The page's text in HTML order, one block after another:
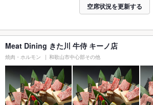
空席状況を更新する
Meat Dining きた川 牛侍 キーノ店
焼肉・ホルモン 和歌山市中心部その他